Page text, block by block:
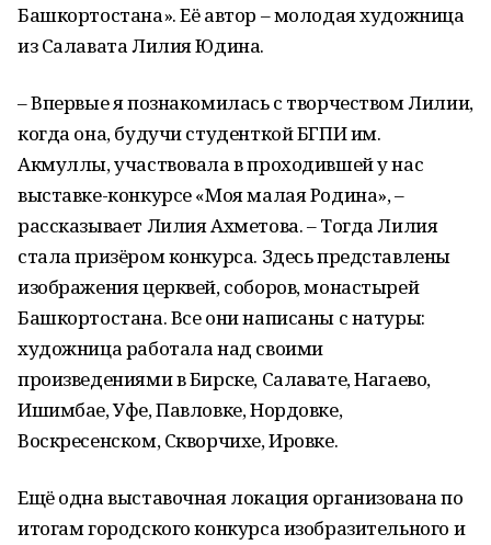
Башкортостана». Её автор – молодая художница
из Салавата Лилия Юдина.
– Впервые я познакомилась с творчеством Лилии,
когда она, будучи студенткой БГПИ им.
Акмуллы, участвовала в проходившей у нас
выставке-конкурсе «Моя малая Родина», –
рассказывает Лилия Ахметова. – Тогда Лилия
стала призёром конкурса. Здесь представлены
изображения церквей, соборов, монастырей
Башкортостана. Все они написаны с натуры:
художница работала над своими
произведениями в Бирске, Салавате, Нагаево,
Ишимбае, Уфе, Павловке, Нордовке,
Воскресенском, Скворчихе, Ировке.
Ещё одна выставочная локация организована по
итогам городского конкурса изобразительного и